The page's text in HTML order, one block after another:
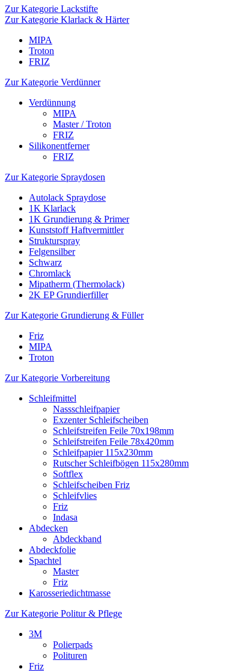
Zur Kategorie Lackstifte
Zur Kategorie Klarlack & Härter
MIPA
Troton
FRIZ
Zur Kategorie Verdünner
Verdünnung
MIPA
Master / Troton
FRIZ
Silikonentferner
FRIZ
Zur Kategorie Spraydosen
Autolack Spraydose
1K Klarlack
1K Grundierung & Primer
Kunststoff Haftvermittler
Strukturspray
Felgensilber
Schwarz
Chromlack
Mipatherm (Thermolack)
2K EP Grundierfiller
Zur Kategorie Grundierung & Füller
Friz
MIPA
Troton
Zur Kategorie Vorbereitung
Schleifmittel
Nassschleifpapier
Exzenter Schleifscheiben
Schleifstreifen Feile 70x198mm
Schleifstreifen Feile 78x420mm
Schleifpapier 115x230mm
Rutscher Schleifbögen 115x280mm
Softflex
Schleifscheiben Friz
Schleifvlies
Friz
Indasa
Abdecken
Abdeckband
Abdeckfolie
Spachtel
Master
Friz
Karosseriedichtmasse
Zur Kategorie Politur & Pflege
3M
Polierpads
Polituren
Friz